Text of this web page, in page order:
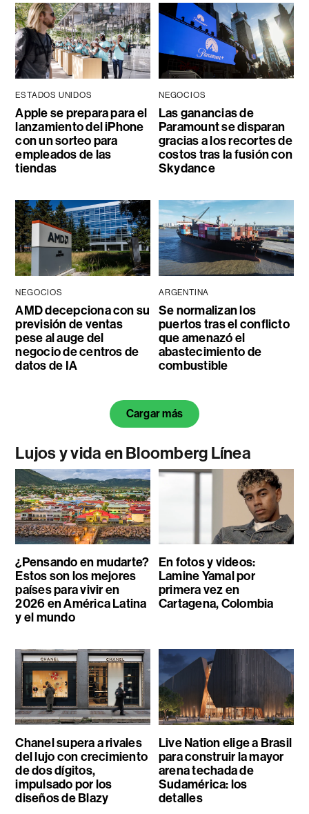
ESTADOS UNIDOS
Apple se prepara para el
lanzamiento del iPhone
con un sorteo para
empleados de las
tiendas
NEGOCIOS
Las ganancias de
Paramount se disparan
gracias a los recortes de
costos tras la fusión con
Skydance
NEGOCIOS
AMD decepciona con su
previsión de ventas
pese al auge del
negocio de centros de
datos de IA
ARGENTINA
Se normalizan los
puertos tras el conflicto
que amenazó el
abastecimiento de
combustible
Cargar más
Lujos y vida en Bloomberg Línea
¿Pensando en mudarte?
Estos son los mejores
países para vivir en
2026 en América Latina
y el mundo
En fotos y videos:
Lamine Yamal por
primera vez en
Cartagena, Colombia
Chanel supera a rivales
del lujo con crecimiento
de dos dígitos,
impulsado por los
diseños de Blazy
Live Nation elige a Brasil
para construir la mayor
arena techada de
Sudamérica: los
detalles